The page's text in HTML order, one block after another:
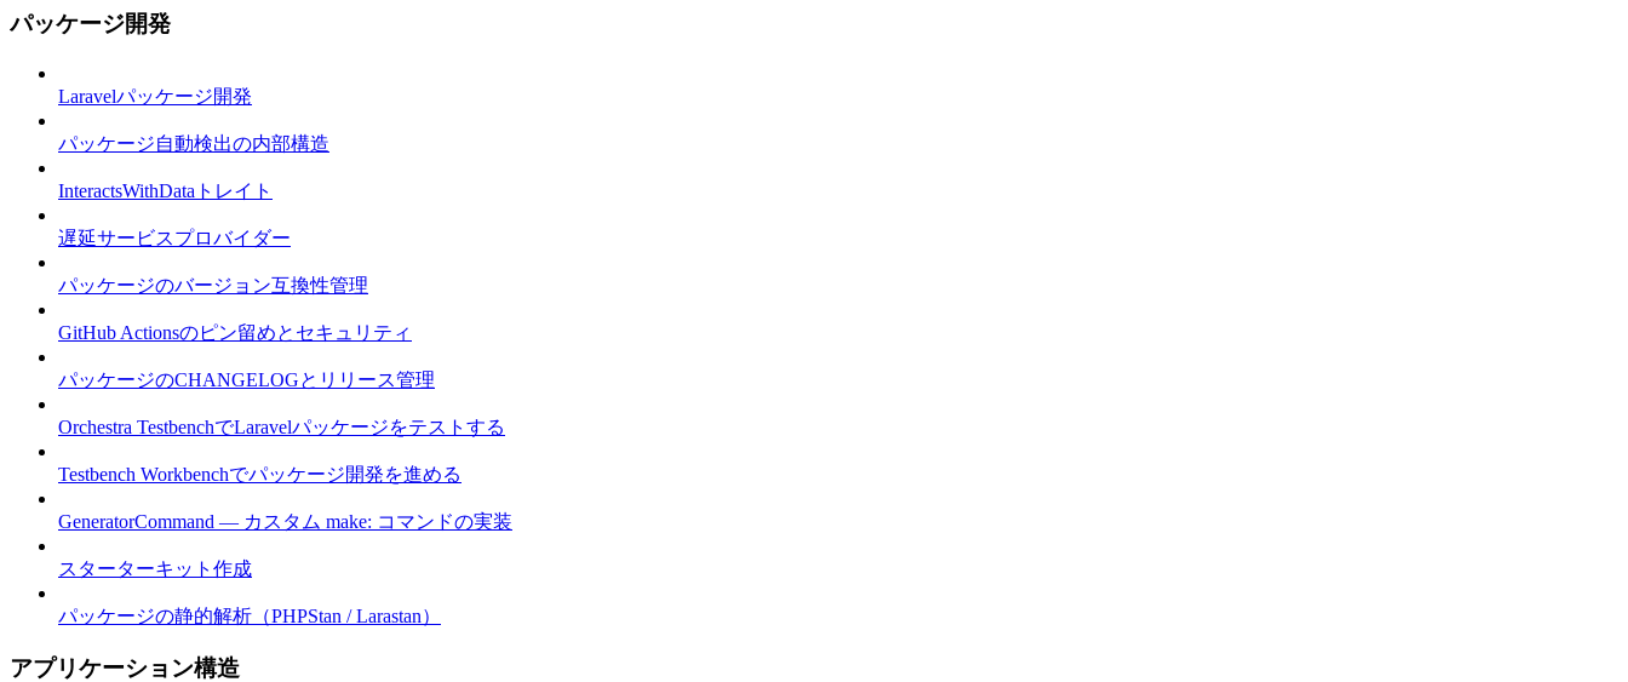
パッケージ開発
Laravelパッケージ開発
パッケージ自動検出の内部構造
InteractsWithDataトレイト
遅延サービスプロバイダー
パッケージのバージョン互換性管理
GitHub Actionsのピン留めとセキュリティ
パッケージのCHANGELOGとリリース管理
Orchestra TestbenchでLaravelパッケージをテストする
Testbench Workbenchでパッケージ開発を進める
GeneratorCommand — カスタム make: コマンドの実装
スターターキット作成
パッケージの静的解析（PHPStan / Larastan）
アプリケーション構造